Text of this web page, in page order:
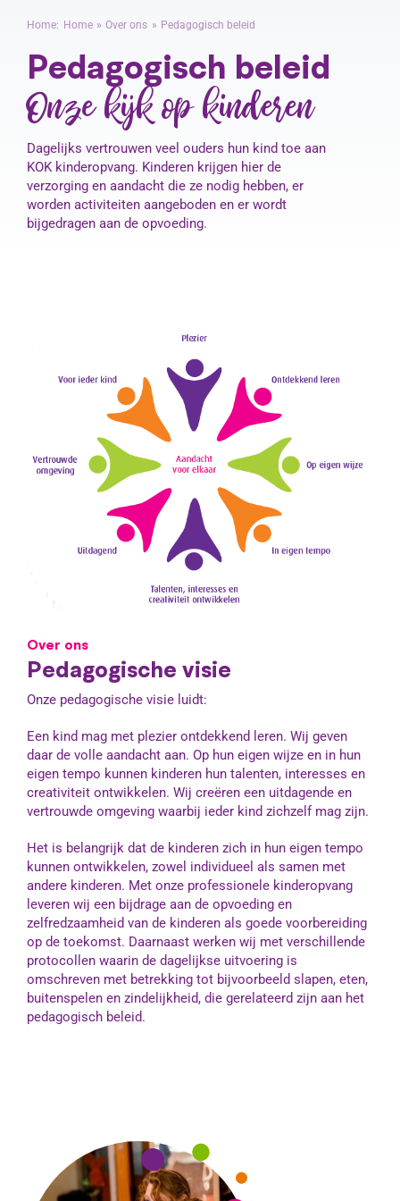
Contact
Home: Home Over ons Pedagogisch beleid
Pedagogisch beleid
Onze kijk op kinderen
Dagelijks vertrouwen veel ouders hun kind toe aan
KOK kinderopvang. Kinderen krijgen hier de
verzorging en aandacht die ze nodig hebben, er
worden activiteiten aangeboden en er wordt
bijgedragen aan de opvoeding.
Over ons
Pedagogische visie
Onze pedagogische visie luidt:
Een kind mag met plezier ontdekkend leren. Wij geven
daar de volle aandacht aan. Op hun eigen wijze en in hun
eigen tempo kunnen kinderen hun talenten, interesses en
creativiteit ontwikkelen. Wij creëren een uitdagende en
vertrouwde omgeving waarbij ieder kind zichzelf mag zijn.
Het is belangrijk dat de kinderen zich in hun eigen tempo
kunnen ontwikkelen, zowel individueel als samen met
andere kinderen. Met onze professionele kinderopvang
leveren wij een bijdrage aan de opvoeding en
zelfredzaamheid van de kinderen als goede voorbereiding
op de toekomst. Daarnaast werken wij met verschillende
protocollen waarin de dagelijkse uitvoering is
omschreven met betrekking tot bijvoorbeeld slapen, eten,
buitenspelen en zindelijkheid, die gerelateerd zijn aan het
pedagogisch beleid.